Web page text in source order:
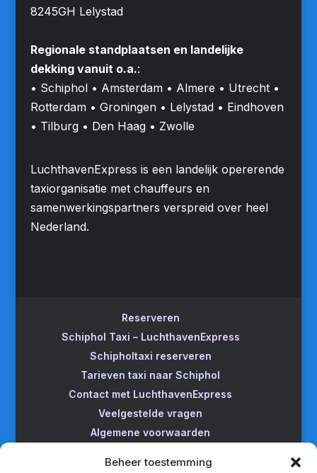
Beheer toestemming
8245GH Lelystad
Regionale standplaatsen en landelijke
dekking vanuit o.a.:
• Schiphol • Amsterdam • Almere • Utrecht •
Rotterdam • Groningen • Lelystad • Eindhoven
• Tilburg • Den Haag • Zwolle
LuchthavenExpress is een landelijk opererende
taxiorganisatie met chauffeurs en
samenwerkingspartners verspreid over heel
Nederland.
Reserveren
Schiphol Taxi – LuchthavenExpress
Schipholtaxi reserveren
Tarieven taxi naar Schiphol
Contact met LuchthavenExpress
Veelgestelde vragen
Algemene voorwaarden